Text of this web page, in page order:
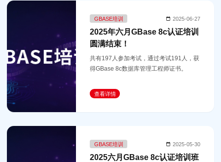
GBASE培训 2025-06-27
2025年六月GBase 8c认证培训
圆满结束！
共有197人参加考试，通过考试191人，获
得GBase 8c数据库管理工程师证书。
查看详情
GBASE培训 2025-05-30
2025六月GBase 8c认证培训班